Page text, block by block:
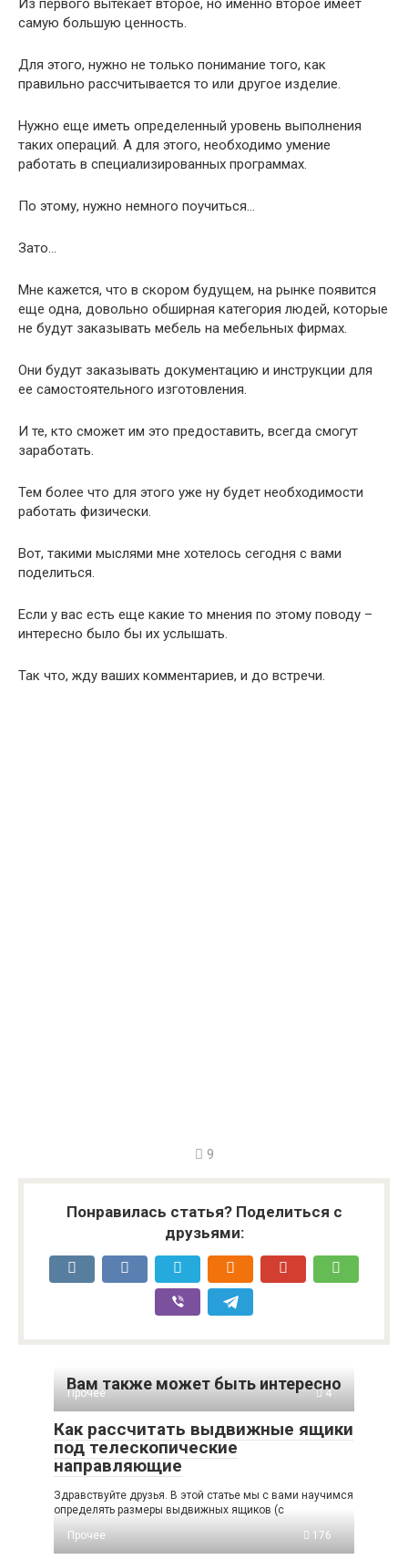
Из первого вытекает второе, но именно второе имеет
самую большую ценность.
Для этого, нужно не только понимание того, как
правильно рассчитывается то или другое изделие.
Нужно еще иметь определенный уровень выполнения
таких операций. А для этого, необходимо умение
работать в специализированных программах.
По этому, нужно немного поучиться…
Зато…
Мне кажется, что в скором будущем, на рынке появится
еще одна, довольно обширная категория людей, которые
не будут заказывать мебель на мебельных фирмах.
Они будут заказывать документацию и инструкции для
ее самостоятельного изготовления.
И те, кто сможет им это предоставить, всегда смогут
заработать.
Тем более что для этого уже ну будет необходимости
работать физически.
Вот, такими мыслями мне хотелось сегодня с вами
поделиться.
Если у вас есть еще какие то мнения по этому поводу –
интересно было бы их услышать.
Так что, жду ваших комментариев, и до встречи.
9
Понравилась статья? Поделиться с
друзьями:
Вам также может быть интересно
Прочее 4
Как рассчитать выдвижные ящики
под телескопические
направляющие
Здравствуйте друзья. В этой статье мы с вами научимся
определять размеры выдвижных ящиков (с
Прочее
176